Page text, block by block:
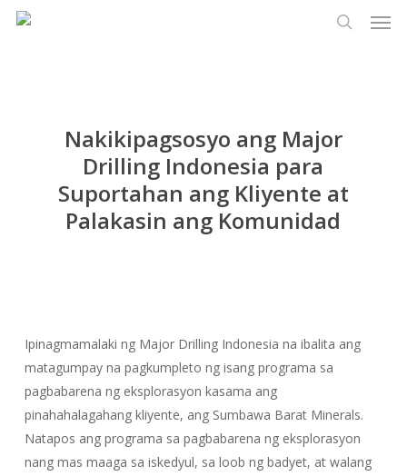
Laktawan
Nakikipagsosyo ang Major
Drilling Indonesia para
Suportahan ang Kliyente at
Palakasin ang Komunidad
Ipinagmamalaki ng Major Drilling Indonesia na ibalita ang
matagumpay na pagkumpleto ng isang programa sa
pagbabarena ng eksplorasyon kasama ang
pinahahalagahang kliyente, ang Sumbawa Barat Minerals.
Natapos ang programa sa pagbabarena ng eksplorasyon
nang mas maaga sa iskedyul, sa loob ng badyet, at walang